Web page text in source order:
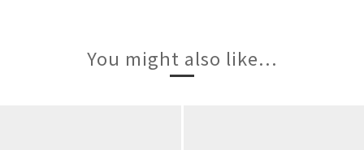
You might also like...